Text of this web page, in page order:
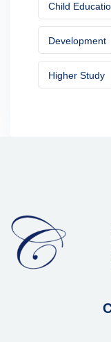
Child
Development
Higher Study